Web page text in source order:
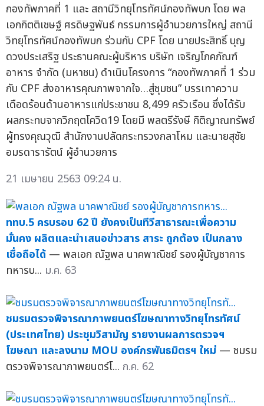
กองทัพภาคที่ 1 และ สถานีวิทยุโทรทัศน์กองทัพบก โดย พล
เอกกิตติเชษฐ์ ศรดิษฐพันธ์ กรรมการผู้อำนวยการใหญ่ สถานี
วิทยุโทรทัศน์กองทัพบก ร่วมกับ CPF โดย นายประสิทธิ์ บุญ
ดวงประเสริฐ ประธานคณะผู้บริหาร บริษัท เจริญโภคภัณฑ์
อาหาร จำกัด (มหาชน) ดำเนินโครงการ “กองทัพภาคที่ 1 ร่วม
กับ CPF ส่งอาหารคุณภาพจากใจ…สู่ชุมชน” บรรเทาความ
เดือดร้อนด้านอาหารแก่ประชาชน 8,499 ครัวเรือน ซึ่งได้รับ
ผลกระทบจากวิกฤตโควิด19 โดยมี พลตรีรังษี กิติญาณทรัพย์
ผู้ทรงคุณวุฒิ สำนักงานปลัดกระทรวงกลาโหม และนายสุชัย
อมรดารารัตน์ ผู้อำนวยการ
21 เมษายน 2563 09:24 น.
ททบ.5 ครบรอบ 62 ปี ยังคงเป็นทีวีสาธารณะเพื่อความ
มั่นคง ผลิตและนำเสนอข่าวสาร สาระ ถูกต้อง เป็นกลาง
เชื่อถือได้ — พลเอก ณัฐพล นาคพาณิชย์ รองผู้บัญชาการ
ทหารบ... ม.ค. 63
ชมรมตรวจพิจารณาภาพยนตร์โฆษณาทางวิทยุโทรทัศน์
(ประเทศไทย) ประชุมวิสามัญ รายงานผลการตรวจฯ
โฆษณา และลงนาม MOU องค์กรพันธมิตรฯ ใหม่ — ชมรม
ตรวจพิจารณาภาพยนตร์โ... ก.ค. 62